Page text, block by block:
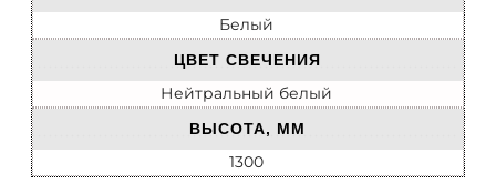
Белый
ЦВЕТ СВЕЧЕНИЯ
Нейтральный белый
ВЫСОТА, ММ
1300